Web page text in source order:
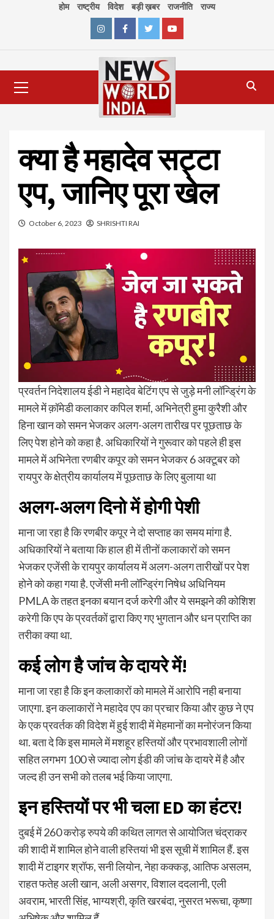
होम राष्ट्रीय विदेश बड़ी ख़बर राजनीति राज्य
InstagramFacebookTwitterYoutube
Menu
क्या है महादेव सट्टा
एप, जानिए पूरा खेल
October 6, 2023 SHRISHTI RAI
प्रवर्तन निदेशालय ईडी ने महादेव बेटिंग एप से जुड़े मनी लॉन्ड्रिंग के
मामले में क़ॉमेडी कलाकार कपिल शर्मा, अभिनेत्री हुमा कुरैशी और
हिना खान को समन भेजकर अलग-अलग तारीख पर पूछताछ के
लिए पेश होने को कहा है. अधिकारियों ने गुरूवार को पहले ही इस
मामले में अभिनेता रणबीर कपूर को समन भेजकर 6 अक्टूबर को
रायपुर के क्षेत्रीय कार्यालय में पूछताछ के लिए बुलाया था
अलग-अलग दिनो में होगी पेशी
माना जा रहा है कि रणबीर कपूर ने दो सप्ताह का समय मांगा है.
अधिकारियों ने बताया कि हाल ही में तीनों कलाकारों को समन
भेजकर एजेंसी के रायपुर कार्यालय में अलग-अलग तारीखों पर पेश
होने को कहा गया है. एजेंसी मनी लॉन्ड्रिंग निषेध अधिनियम
PMLA के तहत इनका बयान दर्ज करेगी और ये समझने की कोशिश
करेगी कि एप के प्रवर्तकों द्वारा किए गए भुगतान और धन प्राप्ति का
तरीका क्या था.
कई लोग है जांच के दायरे में!
माना जा रहा है कि इन कलाकारों को मामले में आरोपि नही बनाया
जाएगा. इन कलाकारों ने महादेव एप का प्रचार किया और कुछ ने एप
के एक प्रवर्तक की विदेश में हुई शादी में मेहमानों का मनोरंजन किया
था. बता दे कि इस मामले में मशहूर हस्तियों और प्रभावशाली लोगों
सहित लगभग 100 से ज्यादा लोग ईडी की जांच के दायरे में है और
जल्द ही उन सभी को तलब भई किया जाएगा.
इन हस्तियों पर भी चला ED का हंटर!
दुबई में 260 करोड़ रुपये की कथित लागत से आयोजित चंद्राकर
की शादी में शामिल होने वाली हस्तियां भी इस सूची में शामिल हैं. इस
शादी में टाइगर श्रॉफ, सनी लियोन, नेहा कक्कड़, आतिफ असलम,
राहत फतेह अली खान, अली असगर, विशाल ददलानी, एली
अवराम, भारती सिंह, भाग्यश्री, कृति खरबंदा, नुसरत भरूचा, कृष्णा